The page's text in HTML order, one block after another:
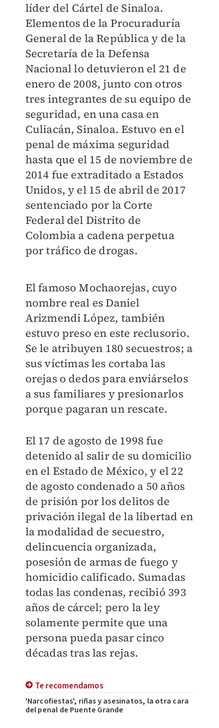
líder del Cártel de Sinaloa.
Elementos de la Procuraduría
General de la República y de la
Secretaría de la Defensa
Nacional lo detuvieron el 21 de
enero de 2008, junto con otros
tres integrantes de su equipo de
seguridad, en una casa en
Culiacán, Sinaloa. Estuvo en el
penal de máxima seguridad
hasta que el 15 de noviembre de
2014 fue extraditado a Estados
Unidos, y el 15 de abril de 2017
sentenciado por la Corte
Federal del Distrito de
Colombia a cadena perpetua
por tráfico de drogas.
El famoso Mochaorejas, cuyo
nombre real es Daniel
Arizmendi López, también
estuvo preso en este reclusorio.
Se le atribuyen 180 secuestros; a
sus víctimas les cortaba las
orejas o dedos para enviárselos
a sus familiares y presionarlos
porque pagaran un rescate.
El 17 de agosto de 1998 fue
detenido al salir de su domicilio
en el Estado de México, y el 22
de agosto condenado a 50 años
de prisión por los delitos de
privación ilegal de la libertad en
la modalidad de secuestro,
delincuencia organizada,
posesión de armas de fuego y
homicidio calificado. Sumadas
todas las condenas, recibió 393
años de cárcel; pero la ley
solamente permite que una
persona pueda pasar cinco
décadas tras las rejas.
Te recomendamos
'Narcofiestas', riñas y asesinatos, la otra cara
del penal de Puente Grande